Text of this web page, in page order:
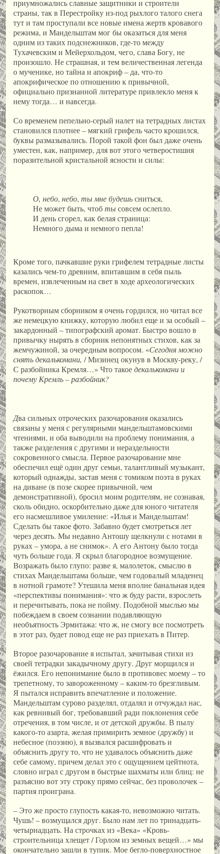
приумножались славные защитники и строители
страны, так в Перестройку из-под рыхлого талого снега
тут и там проступали все новые имена жертв кровавого
режима, и Мандельштам мог бы оказаться для меня
одним из таких подснежников, где-то между
Тухачевским и Мейерхольдом, чего, слава Богу, не
произошло. Не страшная, и тем величественная легенда
о мученике, но тайна и апокриф – да, что-то
апокрифическое по отношению к привычной,
официально признанной литературе привлекло меня к
нему тогда… и навсегда.
Со временем пепельно-серый налет на тетрадных листах
становился плотнее – мягкий грифель часто крошился,
буквы размазывались. Порой такой фон был даже очень
уместен, как, например, для вот этого четверостишия
поразительной кристальной ясности и силы:
О, небо, небо, ты мне будешьсниться,
Не может быть, чтобтысовсем ослепло.
И день сгорел, как белая страница:
Немного дыма и немного пепла!
Кроме того, пачкавшие руки грифелем тетрадные листы
казались чем-то древним, впитавшим в себя пыль
времен, извлеченным на свет в ходе археологических
раскопок…
Рукотворным сборником я очень гордился, но читал все
же немецкую книжку, которую любил еще и за особый –
закардонный – типографский аромат. Быстро вошло в
привычку нырять в сборник непонятных стихов, как за
жемчужиной, за очередным вопросом. «Сегодня можно
снять декалькомани, / Мизинец окунув в Москву-реку, /
С разбойника Кремля…» Что такоедекалькомани и
почему Кремль – разбойник?
Два сильных отроческих разочарования оказались
связаны у меня с регулярными мандельштамовскими
чтениями, и оба выводили на проблему понимания, а
также разделения с другими и нераздельности
сокровенного смысла. Первое разочарование мне
обеспечил ещё один друг семьи, талантливый музыкант,
который однажды, застав меня с томиком поэта в руках
на диване (в позе скорее привычной, чем
демонстративной), бросил моим родителям, не сознавая,
сколь обидно, оскорбительно даже для юного читателя
его насмешливое умиление: «Илья и Мандельштам!
Сделать бы такое фото. Забавно будет смотреться лет
через десять. Мы недавно Антошу щелкнули с нотами в
руках – умора, а не снимок». А его Антону было тогда
чуть больше года. Я скрыл благородное возмущение.
Возражать было глупо: разве я, малолеток, смыслю в
стихах Мандельштама больше, чем годовалый младенец
в нотной грамоте? Утешила меня вполне банальная идея
«перспективы понимания»: что ж буду расти, взрослеть
и перечитывать, пока не пойму. Подобной мыслью мы
побеждаем в своем сознании подавляющую
необъятность Эрмитажа: что ж, не смогу все посмотреть
в этот раз, будет повод еще не раз приехать в Питер.
Второе разочарование я испытал, зачитывая стихи из
своей тетрадки закадычному другу. Друг морщился и
ёжился. Его непонимание было в противовес моему – то
трепетному, то завороженному – каким-то брезгливым.
Я пытался исправить впечатление и положение.
Мандельштам сурово разделял, отдалял и отчуждал нас,
как ревнивый бог, требовавший ради поклонения себе
отречения, в том числе, и от детской дружбы. В пылу
какого-то азарта, желая примирить земное (дружбу) и
небесное (поэзию), я вызвался расшифровать и
объяснить другу то, что не удавалось объяснить даже
себе самому, причем делал это с ощущением цейтнота,
словно играл с другом в быстрые шахматы или блиц: не
разъясню вот эту строку прямо сейчас, без проволочек –
партия проиграна.
– Это же просто глупость какая-то, невозможно читать.
Чушь! – возмущался друг. Было нам лет по тринадцать-
четырнадцать. На строчках из «Века» «Кровь-
строительница хлещет / Горлом из земных вещей…» мы
окончательно зашли в тупик. Мое бегло-поверхностное